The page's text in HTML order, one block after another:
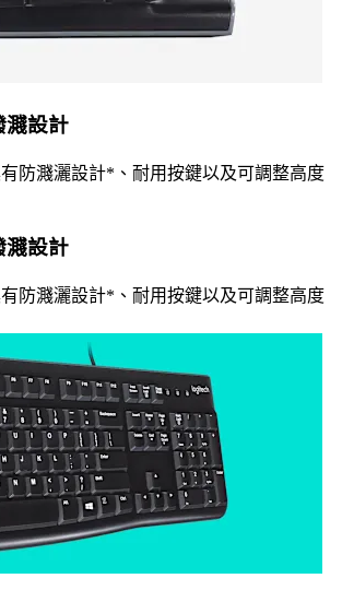
濺設計
防濺灑設計*、耐用按鍵以及可調整高度
濺設計
防濺灑設計*、耐用按鍵以及可調整高度